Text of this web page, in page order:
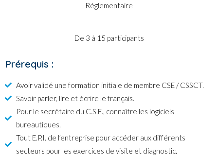
Réglementaire
De 3 à 15 participants
Prérequis :
Avoir validé une formation initiale de membre CSE / CSSCT.
Savoir parler, lire et écrire le français.
Pour le secrétaire du C.S.E., connaître les logiciels
bureautiques.
Tout E.P.I. de l’entreprise pour accéder aux différents
secteurs pour les exercices de visite et diagnostic.